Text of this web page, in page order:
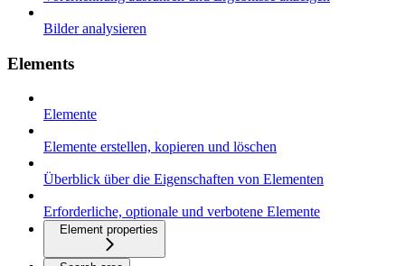
Bilder analysieren
Elements
Elemente
Elemente erstellen, kopieren und löschen
Überblick über die Eigenschaften von Elementen
Erforderliche, optionale und verbotene Elemente
Element properties